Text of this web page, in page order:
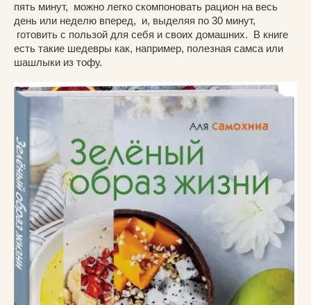
пять минут, можно легко скомпоновать рацион на весь
день или неделю вперед, и, выделяя по 30 минут,
готовить с пользой для себя и своих домашних. В книге
есть такие шедевры как, например, полезная самса или
шашлыки из тофу.